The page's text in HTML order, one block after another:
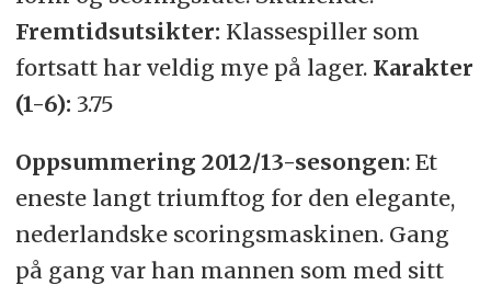
Fremtidsutsikter: Klassespiller som
fortsatt har veldig mye på lager. Karakter
(1-6): 3.75
Oppsummering 2012/13-sesongen: Et
eneste langt triumftog for den elegante,
nederlandske scoringsmaskinen. Gang
på gang var han mannen som med sitt